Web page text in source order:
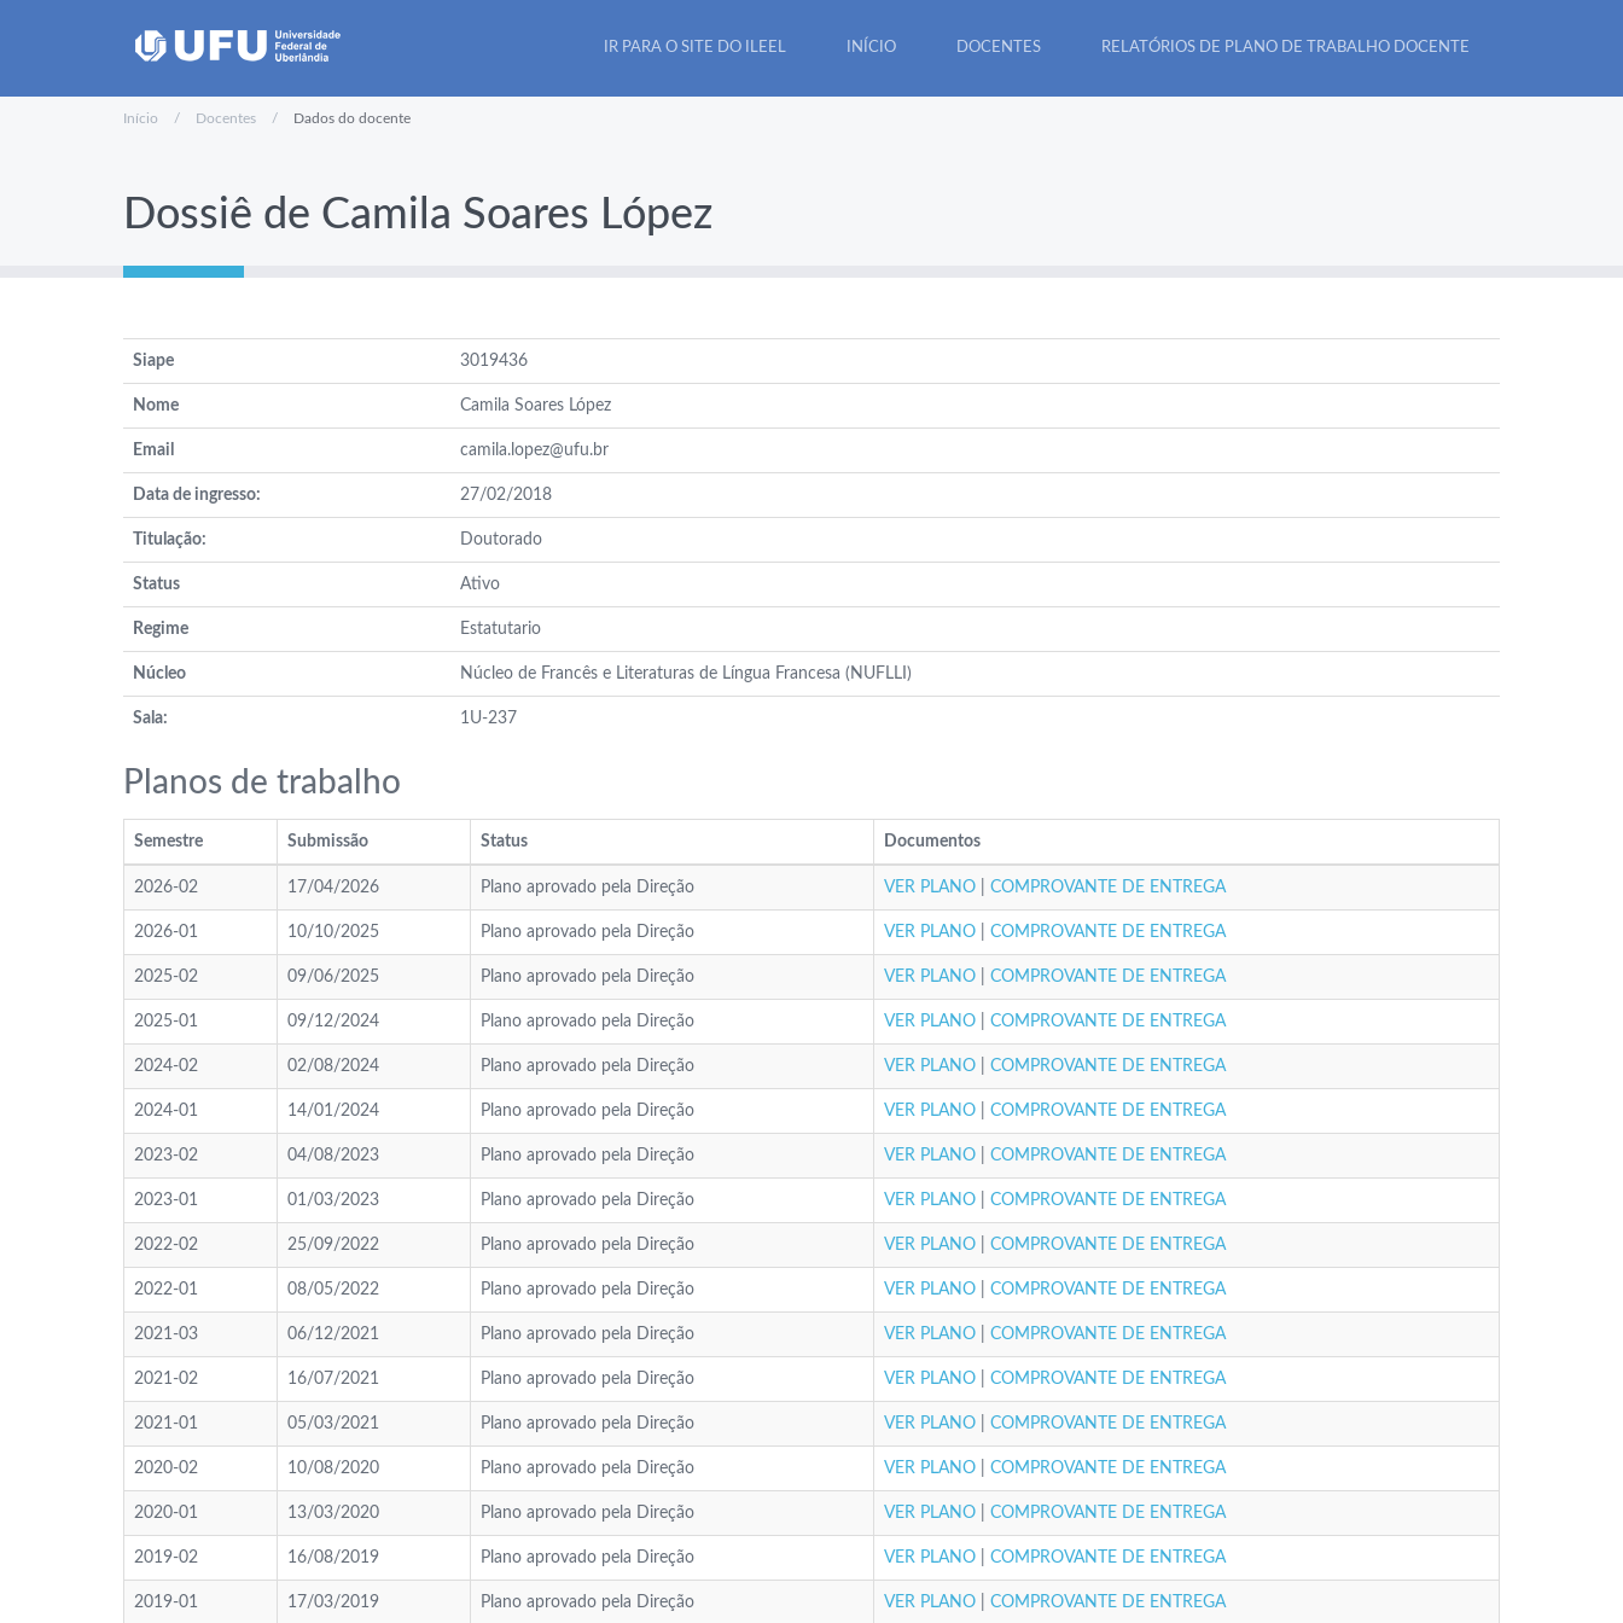
IR PARA O SITE DO ILEEL INÍCIO DOCENTES RELATÓRIOS DE PLANO DE TRABALHO DOCENTE
Início Docentes Dados do docente
Dossiê de Camila Soares López
Siape 3019436
Nome Camila Soares López
Email camila.lopez@ufu.br
Data de ingresso: 27/02/2018
Titulação: Doutorado
Status Ativo
Regime Estatutario
Núcleo Núcleo de Francês e Literaturas de Língua Francesa (NUFLLI)
Sala: 1U-237
Planos de trabalho
Semestre Submissão Status Documentos
2026-02 17/04/2026 Plano aprovado pela Direção VER PLANO COMPROVANTE DE ENTREGA
2026-01 10/10/2025 Plano aprovado pela Direção VER PLANO COMPROVANTE DE ENTREGA
2025-02 09/06/2025 Plano aprovado pela Direção VER PLANO COMPROVANTE DE ENTREGA
2025-01 09/12/2024 Plano aprovado pela Direção VER PLANO COMPROVANTE DE ENTREGA
2024-02 02/08/2024 Plano aprovado pela Direção VER PLANO COMPROVANTE DE ENTREGA
2024-01 14/01/2024 Plano aprovado pela Direção VER PLANO COMPROVANTE DE ENTREGA
2023-02 04/08/2023 Plano aprovado pela Direção VER PLANO COMPROVANTE DE ENTREGA
2023-01 01/03/2023 Plano aprovado pela Direção VER PLANO COMPROVANTE DE ENTREGA
2022-02 25/09/2022 Plano aprovado pela Direção VER PLANO COMPROVANTE DE ENTREGA
2022-01 08/05/2022 Plano aprovado pela Direção VER PLANO COMPROVANTE DE ENTREGA
2021-03 06/12/2021 Plano aprovado pela Direção VER PLANO COMPROVANTE DE ENTREGA
2021-02 16/07/2021 Plano aprovado pela Direção VER PLANO COMPROVANTE DE ENTREGA
2021-01 05/03/2021 Plano aprovado pela Direção VER PLANO COMPROVANTE DE ENTREGA
2020-02 10/08/2020 Plano aprovado pela Direção VER PLANO COMPROVANTE DE ENTREGA
2020-01 13/03/2020 Plano aprovado pela Direção VER PLANO COMPROVANTE DE ENTREGA
2019-02 16/08/2019 Plano aprovado pela Direção VER PLANO COMPROVANTE DE ENTREGA
2019-01 17/03/2019 Plano aprovado pela Direção VER PLANO COMPROVANTE DE ENTREGA